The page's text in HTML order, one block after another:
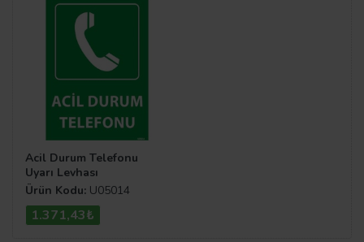
Acil Durum Telefonu
Uyarı Levhası
Ürün Kodu: U05014
1.371,43₺